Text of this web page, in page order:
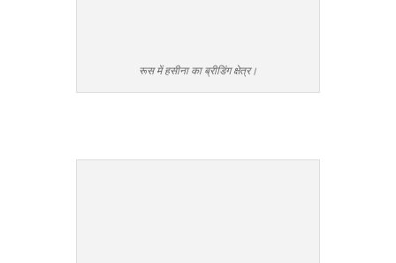
रूस में हसीना का ब्रीडिंग क्षेत्र।